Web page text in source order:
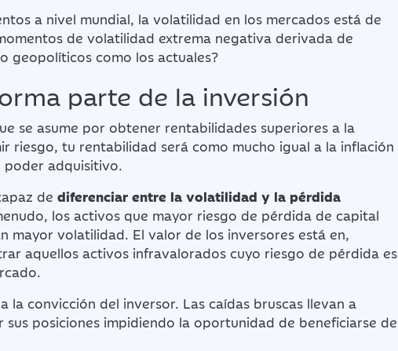
a nivel mundial, la volatilidad en los mercados está de
de volatilidad extrema negativa derivada de
geopolíticos como los actuales?
parte de la inversión
se asume por obtener rentabilidades superiores a la
riesgo, tu rentabilidad será como mucho igual a la inflación
poder adquisitivo.
de diferenciar entre la volatilidad y la pérdida
los activos que mayor riesgo de pérdida de capital
mayor volatilidad. El valor de los inversores está en,
aquellos activos infravalorados cuyo riesgo de pérdida es
la convicción del inversor. Las caídas bruscas llevan a
sus posiciones impidiendo la oportunidad de beneficiarse de